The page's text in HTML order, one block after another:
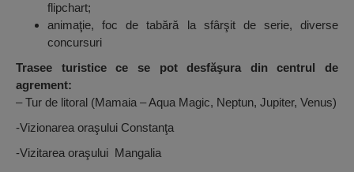
flipchart;
animaţie, foc de tabără la sfârşit de serie, diverse
concursuri
Trasee turistice ce se pot desfăşura din centrul de
agrement:
– Tur de litoral (Mamaia – Aqua Magic, Neptun, Jupiter, Venus)
-Vizionarea oraşului Constanţa
-Vizitarea oraşului Mangalia